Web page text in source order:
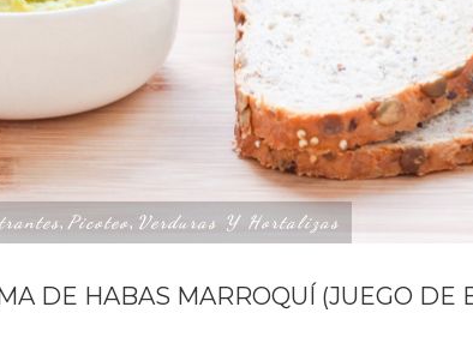
, Picoteo, Verduras Y Hortalizas
DE HABAS MARROQUÍ (JUEGO DE